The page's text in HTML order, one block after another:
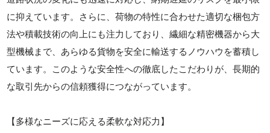
に抑えています。さらに、荷物の特性に合わせた適切な梱包方
法や積載技術の向上にも注力しており、繊細な精密機器から大
型機械まで、あらゆる貨物を安全に輸送するノウハウを蓄積し
ています。このような安全性への徹底したこだわりが、長期的
な取引先からの信頼獲得につながっています。
【多様なニーズに応える柔軟な対応力】